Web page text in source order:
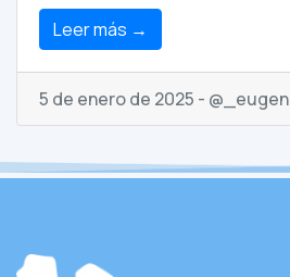
Leer más →
5 de enero de 2025 -